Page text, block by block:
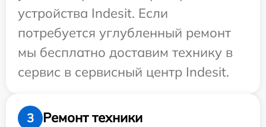
устройства Indesit. Если
потребуется углубленный ремонт
мы бесплатно доставим технику в
сервис в сервисный центр Indesit.
3
Ремонт техники